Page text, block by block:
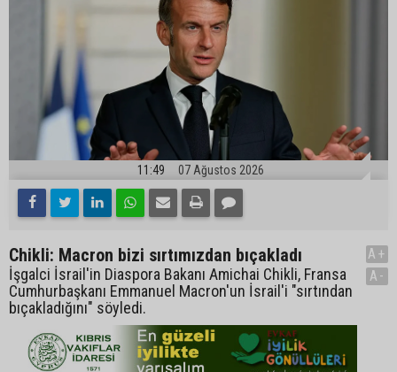
11:49 07 Ağustos 2026
Chikli: Macron bizi sırtımızdan bıçakladı
İşgalci İsrail'in Diaspora Bakanı Amichai Chikli, Fransa
Cumhurbaşkanı Emmanuel Macron'un İsrail'i "sırtından
bıçakladığını" söyledi.
A+
A-